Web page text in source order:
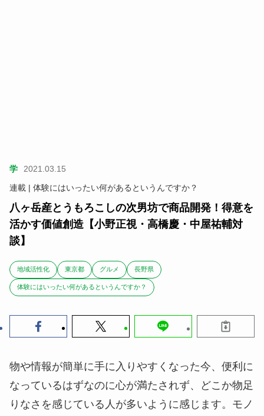
学
2021.03.15
連載 | 体験にはいったい何があるというんですか？
八ヶ岳産とうもろこしの次男坊で商品開発！得意を
活かす価値創造【小野正視・高橋慶・中屋祐輔対
談】
地域活性化 東京都 グルメ 長野県
体験にはいったい何があるというんですか？
物や情報が簡単に手に入りやすくなった今、便利に
なっているはずなのに心が満たされず、どこか物足
りなさを感じている人が多いように感じます。モノ